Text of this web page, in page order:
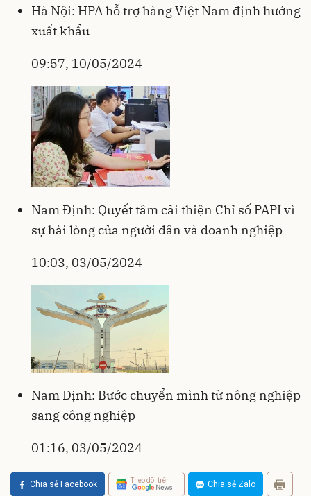
Hà Nội: HPA hỗ trợ hàng Việt Nam định hướng
xuất khẩu
09:57, 10/05/2024
Nam Định: Quyết tâm cải thiện Chỉ số PAPI vì
sự hài lòng của người dân và doanh nghiệp
10:03, 03/05/2024
Nam Định: Bước chuyển mình từ nông nghiệp
sang công nghiệp
01:16, 03/05/2024
Chia sẻ Facebook Theo dõi trên Chia sẻ Zalo